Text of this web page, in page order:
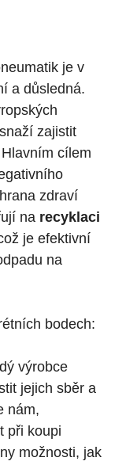
je v
a důsledná.
zajistit
cílem
zdraví
na recyklaci
je efektivní
na
bodech:
výrobce
jejich sběr a
nám,
při koupi
možnosti, jak